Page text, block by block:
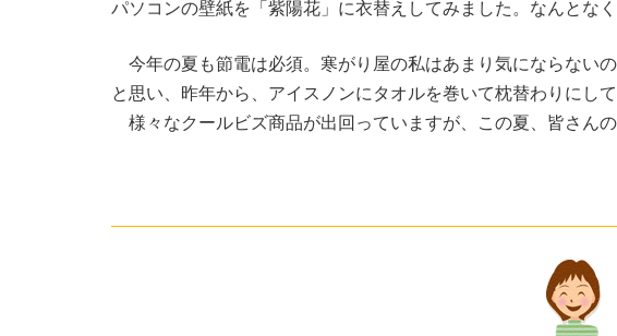
パソコンの壁紙を「紫陽花」に衣替えしてみました。なんとな
今年の夏も節電は必須。寒がり屋の私はあまり気にならない
と思い、昨年から、アイスノンにタオルを巻いて枕替わりにし
様々なクールビズ商品が出回っていますが、この夏、皆さん